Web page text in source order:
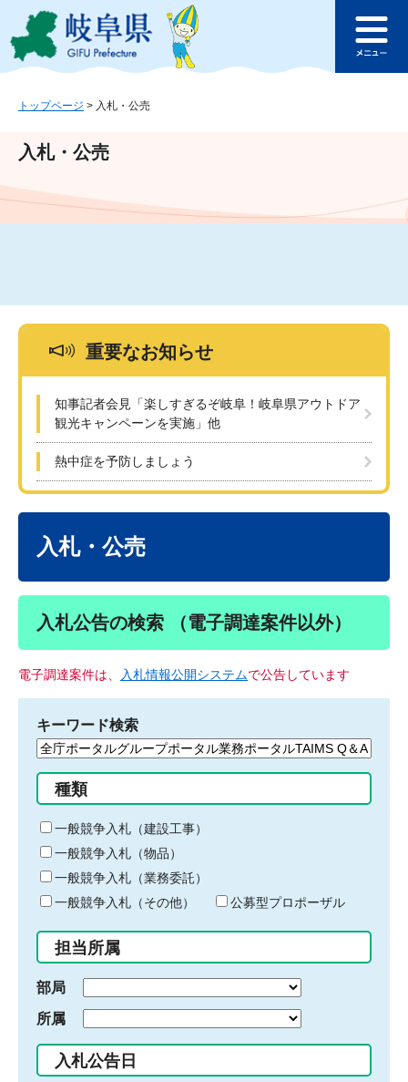
ジ
ュ
文
このページの本文へ
ュ
トップページ > 入札・公売
入札・公売
重要なお知らせ
知事記者会見「楽しすぎるぞ岐阜！岐阜県アウトドア
観光キャンペーンを実施」他
熱中症を予防しましょう
入札・公売
入札公告の検索 （電子調達案件以外）
電子調達案件は、 入札情報公開システムで公告しています
キーワード検索
検
る
キ
ー
ワ
ー
ド
入
力
種類
一般競争入札（建設工事）
一般競争入札（物品）
一般競争入札（業務委託）
一般競争入札（その他）
公募型プロポーザル
担当所属
部局
所属
入札公告日